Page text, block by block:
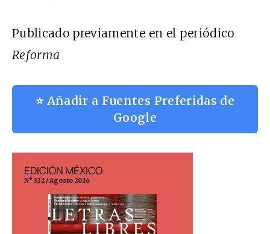
Publicado previamente en el periódico
Reforma
⭐ Añadir a Fuentes Preferidas de
Google
EDICIÓN MÉXICO
N° 332 / Agosto 2026